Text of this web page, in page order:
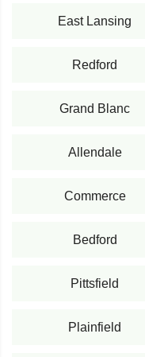
East Lansing
Redford
Grand Blanc
Allendale
Commerce
Bedford
Pittsfield
Plainfield